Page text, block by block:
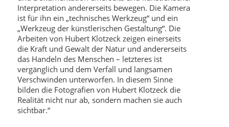
Interpretation andererseits bewegen. Die Kamera
ist für ihn ein „technisches Werkzeug“ und ein
„Werkzeug der künstlerischen Gestaltung“. Die
Arbeiten von Hubert Klotzeck zeigen einerseits
die Kraft und Gewalt der Natur und andererseits
das Handeln des Menschen – letzteres ist
vergänglich und dem Verfall und langsamen
Verschwinden unterworfen. In diesem Sinne
bilden die Fotografien von Hubert Klotzeck die
Realität nicht nur ab, sondern machen sie auch
sichtbar.“